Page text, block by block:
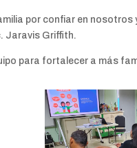
por confiar en
Jaravis Griffith.
para fortalecer a más